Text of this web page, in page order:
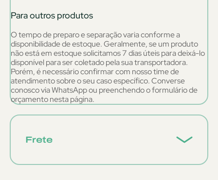
Para outros produtos
O tempo de preparo e separação varia conforme a
disponibilidade de estoque. Geralmente, se um produto
não está em estoque solicitamos 7 dias úteis para deixá-lo
disponível para ser coletado pela sua transportadora.
Porém, é necessário confirmar com nosso time de
atendimento sobre o seu caso específico. Converse
conosco via WhatsApp ou preenchendo o formulário de
orçamento nesta página.
Frete